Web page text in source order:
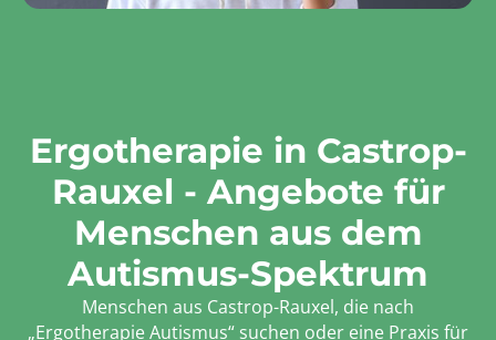
Ergotherapie in Castrop-
Rauxel - Angebote für
Menschen aus dem
Autismus-Spektrum
Menschen aus Castrop-Rauxel, die nach
„Ergotherapie Autismus“ suchen oder eine Praxis für